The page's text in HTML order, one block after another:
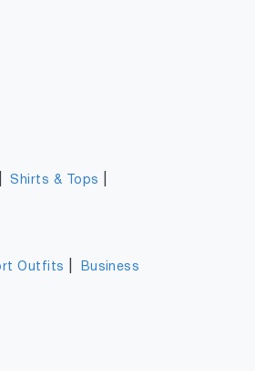
|Shirts & Tops
Outfits
Business